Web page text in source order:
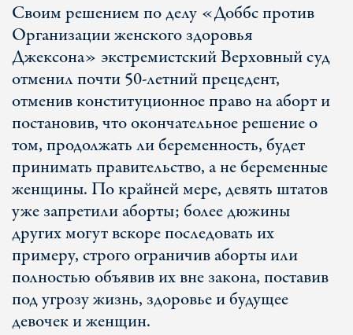
Своим решением по делу «Доббс против
Организации женского здоровья
Джексона» экстремистский Верховный суд
отменил почти 50-летний прецедент,
отменив конституционное право на аборт и
постановив, что окончательное решение о
том, продолжать ли беременность, будет
принимать правительство, а не беременные
женщины. По крайней мере, девять штатов
уже запретили аборты; более дюжины
других могут вскоре последовать их
примеру, строго ограничив аборты или
полностью объявив их вне закона, поставив
под угрозу жизнь, здоровье и будущее
девочек и женщин.